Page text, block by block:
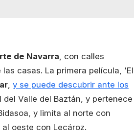
de Navarra , con calles
casas. La primera película, 'El
y se puede descubrir ante los
Valle del Baztán, y pertenece
y limita al norte con
oeste con Lecároz.